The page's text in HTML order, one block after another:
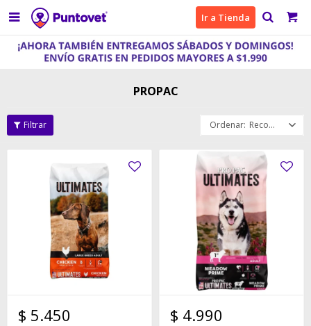
 Ir a Tienda
PROPAC
Recomendados
$ 5.450 $ 4.990